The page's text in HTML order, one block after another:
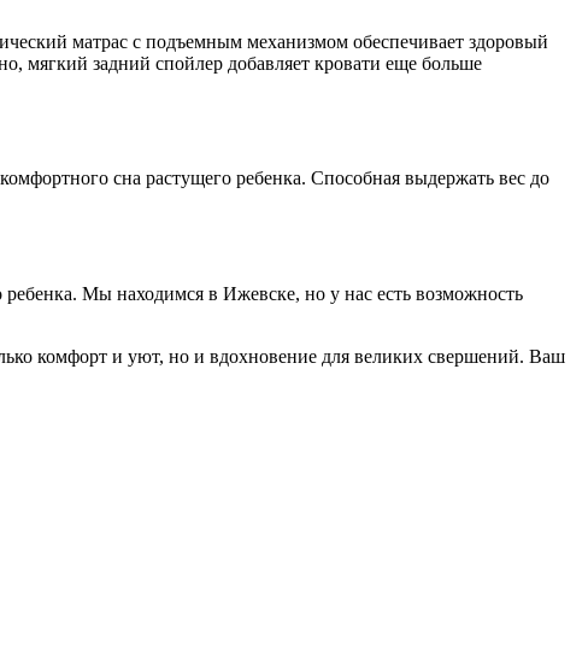
матрас с подъемным механизмом обеспечивает здоровый
мягкий задний спойлер добавляет кровати еще больше
сна растущего ребенка. Способная выдержать вес до
Мы находимся в Ижевске, но у нас есть возможность
комфорт и уют, но и вдохновение для великих свершений. Ваш